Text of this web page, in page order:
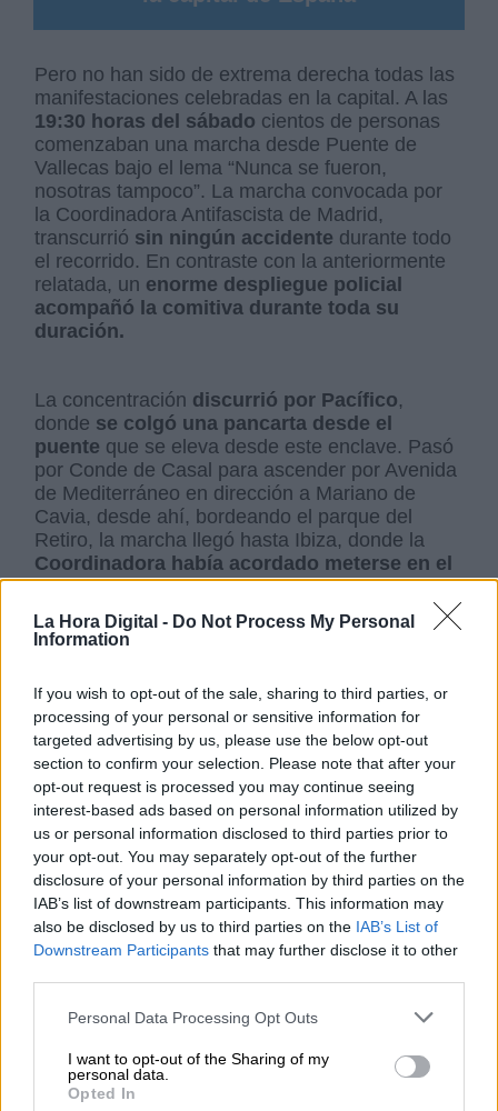
La Hora Digital - Do Not Process My Personal
Information
If you wish to opt-out of the sale, sharing to third parties, or
processing of your personal or sensitive information for
targeted advertising by us, please use the below opt-out
section to confirm your selection. Please note that after your
opt-out request is processed you may continue seeing
interest-based ads based on personal information utilized by
us or personal information disclosed to third parties prior to
your opt-out. You may separately opt-out of the further
disclosure of your personal information by third parties on the
IAB’s list of downstream participants. This information may
also be disclosed by us to third parties on the IAB’s List of
Downstream Participants that may further disclose it to other
Personal Data Processing Opt Outs
I want to opt-out of the Sharing of my
personal data.
Opted In
Pero no han sido de extrema derecha todas las
manifestaciones celebradas en la capital. A las
19:30 horas del sábado cientos de personas
comenzaban una marcha desde Puente de
Vallecas bajo el lema “Nunca se fueron,
nosotras tampoco”. La marcha convocada por
la Coordinadora Antifascista de Madrid,
transcurrió sin ningún accidente durante todo
el recorrido. En contraste con la anteriormente
relatada, un enorme despliegue policial
acompañó la comitiva durante toda su
duración.
La concentración discurrió por Pacífico,
donde se colgó una pancarta desde el
puente que se eleva desde este enclave. Pasó
por Conde de Casal para ascender por Avenida
de Mediterráneo en dirección a Mariano de
Cavia, desde ahí, bordeando el parque del
Retiro, la marcha llegó hasta Ibiza, donde la
Coordinadora había acordado meterse en el
metro y volver al lugar de origenparaevitar
problemas con grupos neonazisque
merodeaban por la zona, como‘Skin Retiro’o
Estas manifestaciones transcurren en un
ambiente de una crispación social muy
fuerte, en unas semanas donde laley de
Memoria Democrática avanza a paso lento
hacia su aprobacióny que, entre otras
muchas medidas, sancionará como
infracciones muy graves “lasconvocatorias
de actos, campañas de divulgación o
publicidadque […] seancontrarias a la
normativa sobre memoria democrática,
inciten a la exaltación de la Guerra o de la
Dictadura, cuando entrañedescrédito,
de sus familiares”.Tal vez , observando con
optimismo el futuro y la aplicación de esta
norma,este año sea el último en el que se
celebran, de forma legal